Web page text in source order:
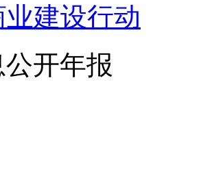
建设行动
开年报